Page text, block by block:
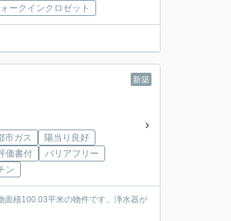
ークインクロゼット
新築
市ガス
陽当り良好
価書付
バリアフリー
ン
面積100.03平米の物件です。浄水器が